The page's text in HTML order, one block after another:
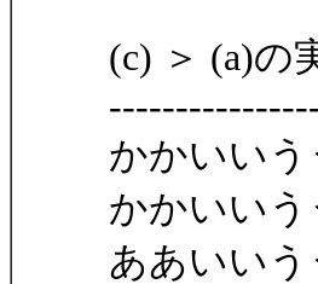
(c) ＞ (a)の
かかいい
かかいい
ああいいう